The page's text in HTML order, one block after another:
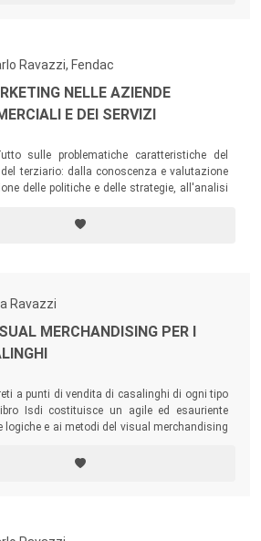
Ravazzi, Fendac
NELLE AZIENDE
E DEI SERVIZI
sulle problematiche caratteristiche del
terziario: dalla conoscenza e valutazione
delle politiche e delle strategie, all'analisi
Ravazzi
MERCHANDISING PER I
a punti di vendita di casalinghi di ogni tipo
Isdi costituisce un agile ed esauriente
logiche e ai metodi del visual merchandising
più orientati al mercato.